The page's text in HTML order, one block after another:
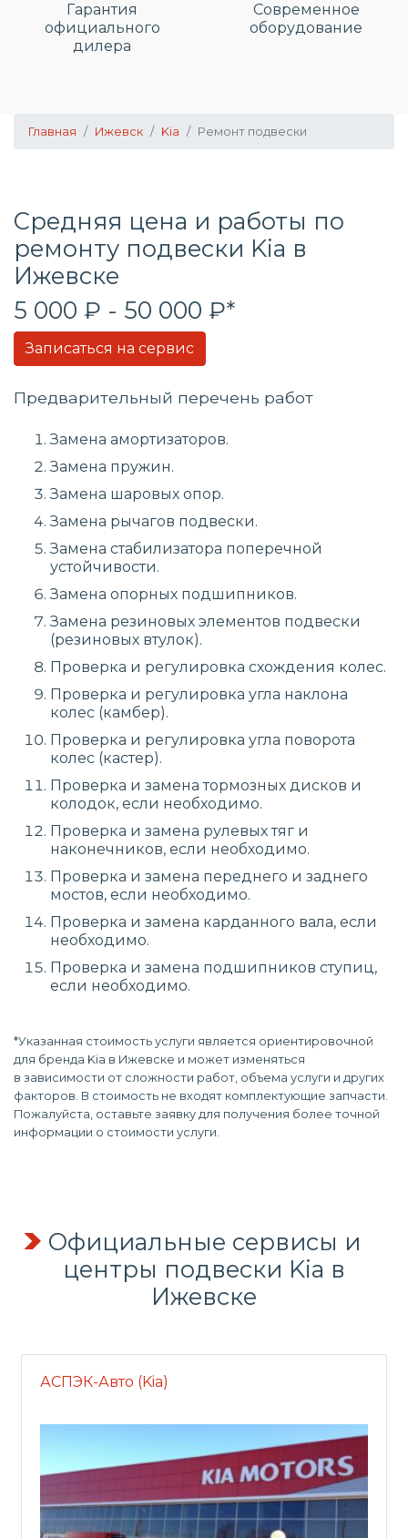
Гарантия
официального
дилера
Современное
оборудование
Главная Ижевск Kia Ремонт подвески
Средняя цена и работы по
ремонту подвески Kia в
Ижевске
5 000 ₽ - 50 000 ₽*
Записаться на сервис
Предварительный перечень работ
Замена амортизаторов.
Замена пружин.
Замена шаровых опор.
Замена рычагов подвески.
Замена стабилизатора поперечной
устойчивости.
Замена опорных подшипников.
Замена резиновых элементов подвески
(резиновых втулок).
Проверка и регулировка схождения колес.
Проверка и регулировка угла наклона
колес (камбер).
Проверка и регулировка угла поворота
колес (кастер).
Проверка и замена тормозных дисков и
колодок, если необходимо.
Проверка и замена рулевых тяг и
наконечников, если необходимо.
Проверка и замена переднего и заднего
мостов, если необходимо.
Проверка и замена карданного вала, если
необходимо.
Проверка и замена подшипников ступиц,
если необходимо.
*Указанная стоимость услуги является ориентировочной
для бренда Kia в Ижевске и может изменяться
в зависимости от сложности работ, объема услуги и других
факторов. В стоимость не входят комплектующие запчасти.
Пожалуйста, оставьте заявку для получения более точной
информации о стоимости услуги.
Официальные сервисы и
центры подвески Kia в
Ижевске
АСПЭК-Авто (Kia)